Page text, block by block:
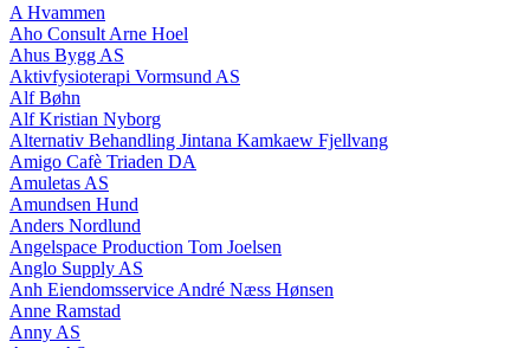
A Hvammen
Aho Consult Arne Hoel
Ahus Bygg AS
Aktivfysioterapi Vormsund AS
Alf Bøhn
Alf Kristian Nyborg
Alternativ Behandling Jintana Kamkaew Fjellvang
Amigo Cafè Triaden DA
Amuletas AS
Amundsen Hund
Anders Nordlund
Angelspace Production Tom Joelsen
Anglo Supply AS
Anh Eiendomsservice André Næss Hønsen
Anne Ramstad
Anny AS